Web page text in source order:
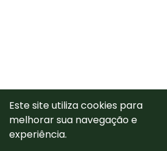
© Todos os direitos
Este site utiliza cookies para
melhorar sua navegação e
experiência.